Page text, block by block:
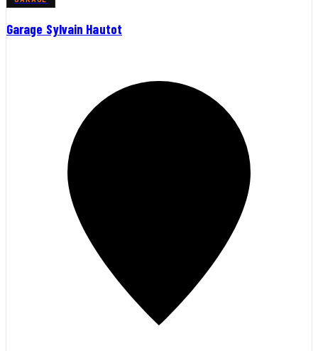
Garage Sylvain Hautot